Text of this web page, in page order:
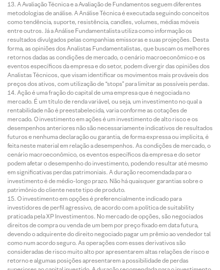
A Avaliação Técnica e a Avaliação de Fundamentos seguem diferentes
metodologias de análise. A Análise Técnica é executada seguindo conceitos
como tendência, suporte, resistência, candles, volumes, médias móveis
entre outros. Já a Análise Fundamentalista utiliza como informação os
resultados divulgados pelas companhias emissoras e suas projeções. Desta
forma, as opiniões dos Analistas Fundamentalistas, que buscam os melhores
retornos dadas as condições de mercado, o cenário macroeconômico e os
eventos específicos da empresa e do setor, podem divergir das opiniões dos
Analistas Técnicos, que visam identificar os movimentos mais prováveis dos
preços dos ativos, com utilização de “stops” para limitar as possíveis perdas.
Ação é uma fração do capital de uma empresa que é negociada no
mercado. É um título de renda variável, ou seja, um investimento no qual a
rentabilidade não é preestabelecida, varia conforme as cotações de
mercado. O investimento em ações é um investimento de alto risco e os
desempenhos anteriores não são necessariamente indicativos de resultados
futuros e nenhuma declaração ou garantia, de forma expressa ou implícita, é
feita neste material em relação a desempenhos. As condições de mercado, o
cenário macroeconômico, os eventos específicos da empresa e do setor
podem afetar o desempenho do investimento, podendo resultar até mesmo
em significativas perdas patrimoniais. A duração recomendada para o
investimento é de médio-longo prazo. Não há quaisquer garantias sobre o
patrimônio do cliente neste tipo de produto.
O investimento em opções é preferencialmente indicado para
investidores de perfil agressivo, de acordo com a política de suitability
praticada pela XP Investimentos. No mercado de opções, são negociados
direitos de compra ou venda de um bem por preço fixado em data futura,
devendo o adquirente do direito negociado pagar um prêmio ao vendedor tal
como num acordo seguro. As operações com esses derivativos são
consideradas de risco muito alto por apresentarem altas relações de risco e
retorno e algumas posições apresentarem a possibilidade de perdas